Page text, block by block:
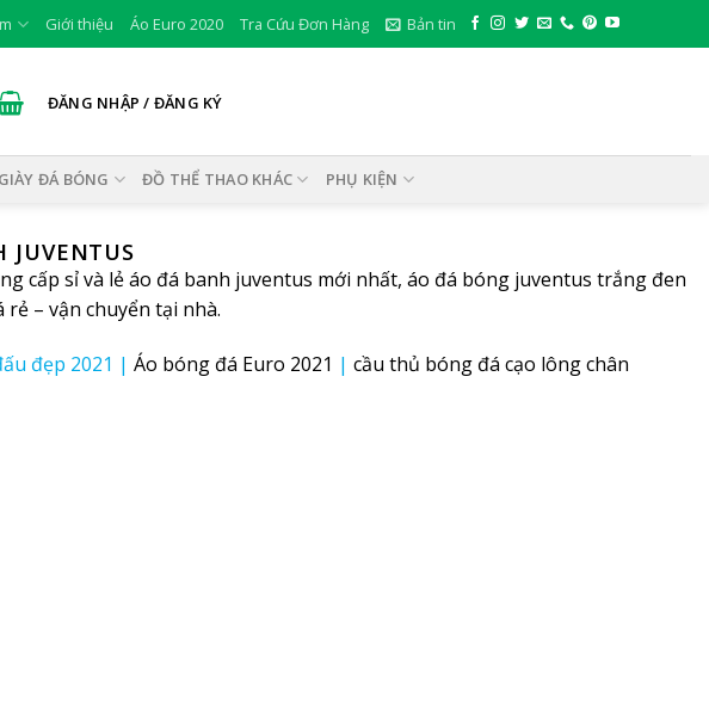
Giới thiệu Áo Euro 2020 Tra Cứu Đơn Hàng Bản tin
ĐĂNG NHẬP / ĐĂNG KÝ
GIÀY ĐÁ BÓNG ĐỒ THỂ THAO KHÁC PHỤ KIỆN
cấp sỉ và lẻáo đá banh juventus mới nhất, áo đá bóng juventus trắng đen
– vận chuyển tại nhà.
đẹp 2021 | Áo bóng đá Euro 2021 | cầu thủ bóng đá cạo lông chân